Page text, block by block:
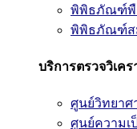
พิพิธภัณฑ์พื
พิพิธภัณฑ์ส
บริการตรวจวิเค
ศูนย์วิทยาศ
ศูนย์ความเ